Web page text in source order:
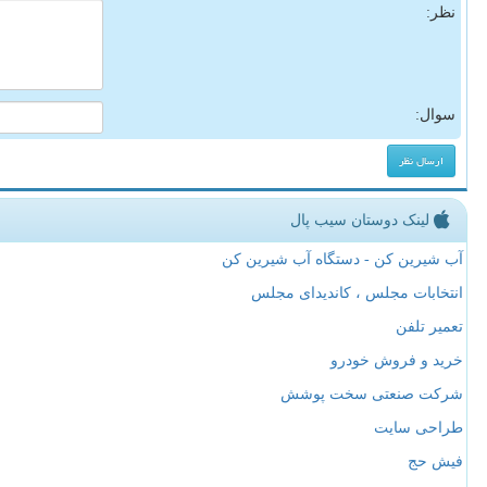
نظر:
سوال:
لینک دوستان سیب پال
آب شیرین کن - دستگاه آب شیرین کن
انتخابات مجلس ، کاندیدای مجلس
تعمیر تلفن
خرید و فروش خودرو
شرکت صنعتی سخت پوشش
طراحی سایت
فیش حج